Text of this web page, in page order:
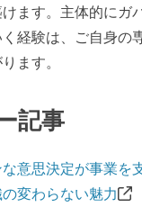
ます。主体的にガ
経験は、ご自身の
ます。
記事
意思決定が事業を
変わらない魅力